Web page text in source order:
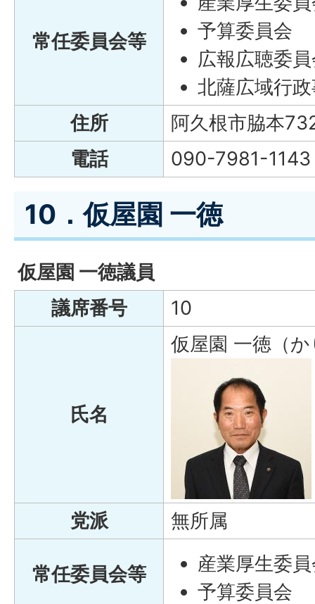
常任委員会等
予算委員会
広報広聴委
北薩広域行
住所
阿久根市脇本
電話
090-7981-1143
10．仮屋園 一徳
仮屋園 一徳議員
議席番号
10
氏名
仮屋園 一徳（
党派 無所属
常任委員会等
産業厚生委
予算委員会